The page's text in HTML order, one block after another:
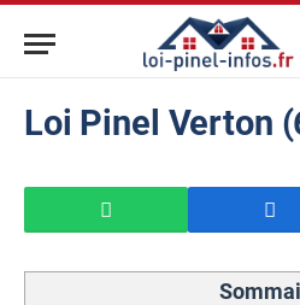
Loi Pinel Verton